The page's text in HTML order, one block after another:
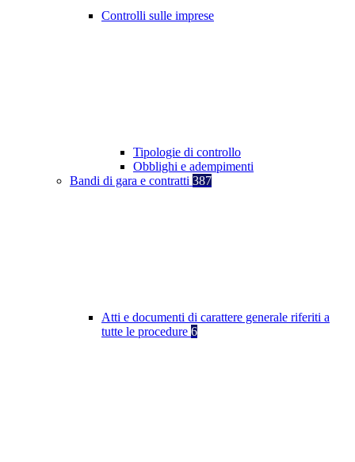
Controlli sulle imprese
Tipologie di controllo
Obblighi e adempimenti
Bandi di gara e contratti 387
Atti e documenti di carattere generale riferiti a
tutte le procedure 6